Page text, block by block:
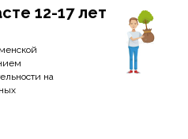
12-17 лет
на